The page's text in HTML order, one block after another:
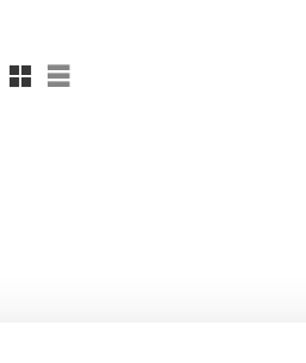
Rutnätsvy
Listvy